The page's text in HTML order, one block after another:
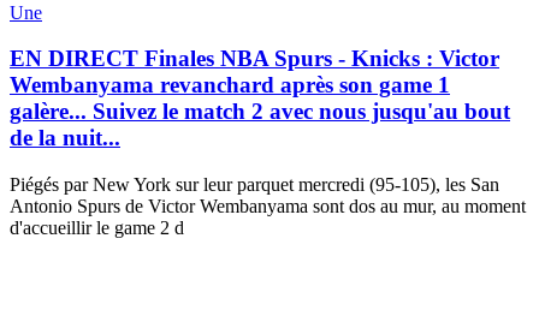
Une
EN DIRECT Finales NBA Spurs - Knicks : Victor
Wembanyama revanchard après son game 1
galère... Suivez le match 2 avec nous jusqu'au bout
de la nuit...
Piégés par New York sur leur parquet mercredi (95-105), les San
Antonio Spurs de Victor Wembanyama sont dos au mur, au moment
d'accueillir le game 2 d